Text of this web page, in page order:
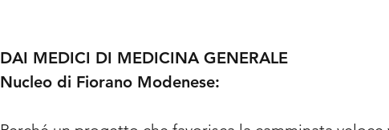
DAI MEDICI DI MEDICINA GENERALE
Nucleo di Fiorano Modenese: